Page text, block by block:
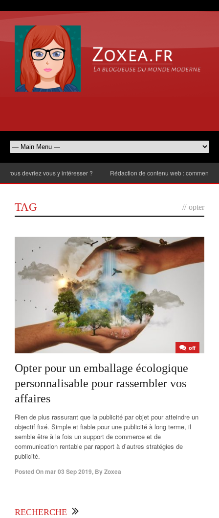
devriez vous y intéresser ? Rédaction de contenu web : comment choisir
TAG // opter
off
Opter pour un emballage écologique
personnalisable pour rassembler vos
affaires
Rien de plus rassurant que la publicité par objet pour atteindre un
objectif fixé. Simple et fiable pour une publicité à long terme, il
semble être à la fois un support de commerce et de
communication rentable par rapport à d’autres stratégies de
publicité.
Posted Onmar 03 Sep 2019, ByZoxea
RECHERCHE